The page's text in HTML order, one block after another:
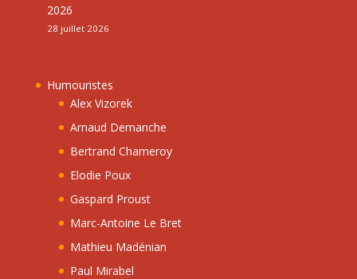
2026
28 juillet 2026
Humouristes
Alex Vizorek
Arnaud Demanche
Bertrand Chameroy
Elodie Poux
Gaspard Proust
Marc-Antoine Le Bret
Mathieu Madénian
Paul Mirabel